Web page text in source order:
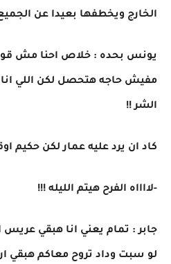
الخارج ويخطفها بعيدا عن
يونس بحده : خلاص احنا مش
مفيش حاجه هتحصل لكن اللي انا
الشر !!
كاد ان يرد عليه عمار لكن حكيم
-لااااه الفرح هيتم الليله !!!
جابر : تمام يعني انا هبقي عريس
لو سبت وداد تروح معاكم هبقي